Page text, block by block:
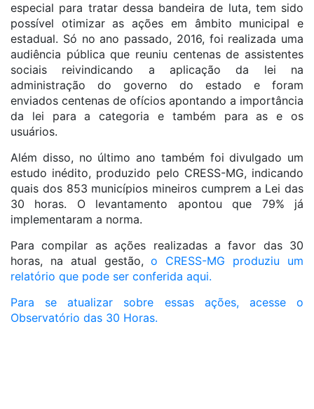
especial para tratar dessa bandeira de luta, tem sido
possível otimizar as ações em âmbito municipal e
estadual. Só no ano passado, 2016, foi realizada uma
audiência pública que reuniu centenas de assistentes
sociais reivindicando a aplicação da lei na
administração do governo do estado e foram
enviados centenas de ofícios apontando a importância
da lei para a categoria e também para as e os
usuários.
Além disso, no último ano também foi divulgado um
estudo inédito, produzido pelo CRESS-MG, indicando
quais dos 853 municípios mineiros cumprem a Lei das
30 horas. O levantamento apontou que 79% já
implementaram a norma.
Para compilar as ações realizadas a favor das 30
horas, na atual gestão,o CRESS-MG produziu um
relatório que pode ser conferida aqui.
Para se atualizar sobre essas ações, acesse o
Observatório das 30 Horas.